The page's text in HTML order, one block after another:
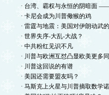
· 台湾、霸权与永恒的阴暗面
· 卡尼会成为川普儆猴的鸡
· 雷霆与地震：美国对伊朗动武
· 世界失序-大乱-大战？
· 中共粉红见识不凡
· 川普与欧洲互怼凸显欧美更多
· 川普这回说的有谱
· 美国还需要盟友吗？
· 马斯克上火星与川普摘取数学